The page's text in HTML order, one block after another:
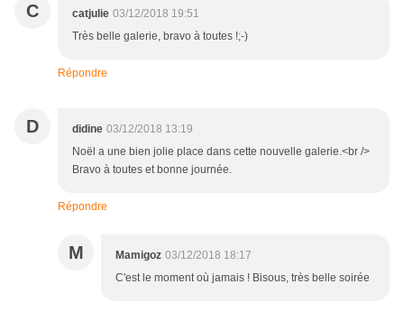
C catjulie 03/12/2018 19:51
Très belle galerie, bravo à toutes !;-)
Répondre
D didine 03/12/2018 13:19
Noël a une bien jolie place dans cette nouvelle galerie.<br />
Bravo à toutes et bonne journée.
Répondre
M Mamigoz 03/12/2018 18:17
C'est le moment où jamais ! Bisous, très belle soirée